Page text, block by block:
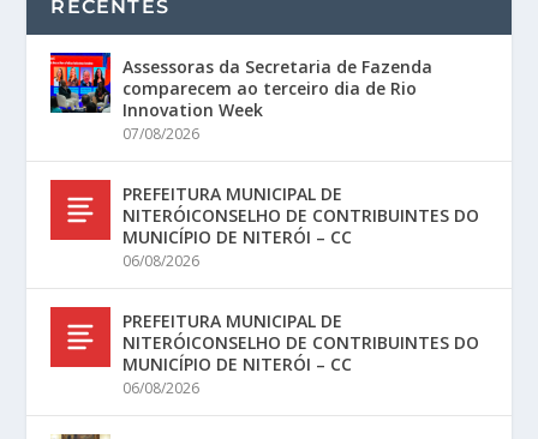
RECENTES
Assessoras da Secretaria de Fazenda
comparecem ao terceiro dia de Rio
Innovation Week
07/08/2026
PREFEITURA MUNICIPAL DE
NITERÓICONSELHO DE CONTRIBUINTES DO
MUNICÍPIO DE NITERÓI – CC
06/08/2026
PREFEITURA MUNICIPAL DE
NITERÓICONSELHO DE CONTRIBUINTES DO
MUNICÍPIO DE NITERÓI – CC
06/08/2026